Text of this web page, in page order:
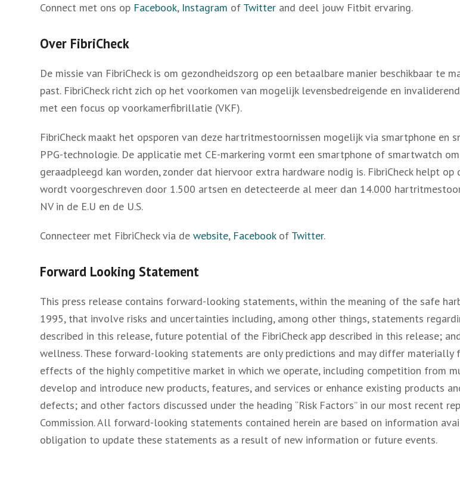
Connect met ons op Facebook, Instagram of Twitter and deel jouw Fitbit ervaring.
Over FibriCheck
De missie van FibriCheck is om gezondheidszorg op een betaalbare manier beschikbaar te
past. FibriCheck richt zich op het voorkomen van mogelijk levensbedreigende en
met een focus op voorkamerfibrillatie (VKF).
FibriCheck maakt het opsporen van deze hartritmestoornissen mogelijk via smartphone
PPG-technologie. De applicatie met CE-markering vormt een smartphone of smartwatch
geraadpleegd kan worden, zonder dat hiervoor extra hardware nodig is. FibriCheck helpt
wordt voorgeschreven door 1.500 artsen en detecteerde al meer dan 14.000
NV in de E.U en de U.S.
Connecteer met FibriCheck via de website, Facebookof Twitter.
Forward Looking Statement
This press release contains forward-looking statements, within the meaning of the safe
1995, that involve risks and uncertainties including, among other things, statements
described in this release, future potential of the FibriCheck app described in this release;
wellness. These forward-looking statements are only predictions and may differ
effects of the highly competitive market in which we operate, including competition from
develop and introduce new products, features, and services or enhance existing products
defects; and other factors discussed under the heading “Risk Factors” in our most recent
Commission. All forward-looking statements contained herein are based on information
obligation to update these statements as a result of new information or future events.